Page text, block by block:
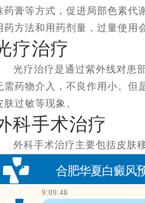
药膏等方式，促进局部色素代
药方法和用药剂量，过量使用
疗治疗
光疗治疗是通过紫外线对患
需药物介入，不良作用小。但
肤过敏等现象。
科手术治疗
外科手术治疗主要包括皮肤
恢复；而文眉术则是通过在白
需一些的恢复期和护理。 总
位患者的身体状况和病情都不
合肥华夏白癜风
9:09:48